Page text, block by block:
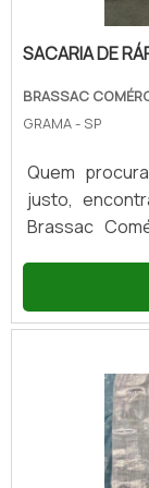
SACARIA DE
BRASSAC
GRAMA - SP
Quem
justo,
Brassac
segmento e
de qualidade
busca é por
encontrar
para
embalagens
PREÇO